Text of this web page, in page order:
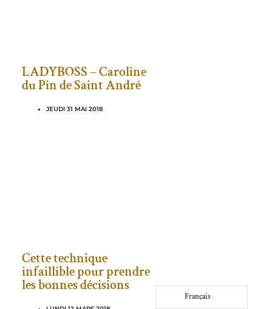
LADYBOSS – Caroline
du Pin de Saint André
JEUDI 31 MAI 2018
Cette technique
infaillible pour prendre
les bonnes décisions
Français